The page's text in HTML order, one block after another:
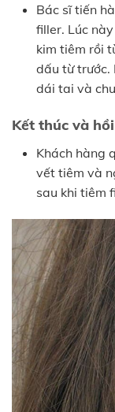
Bác sĩ tiến
filler. Lúc
kim tiêm rồi
dấu từ trước.
dái tai và
Kết thúc và
Khách hàng
vết tiêm và
sau khi tiêm